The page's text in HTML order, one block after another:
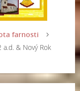
farnosti
a.d. & Nový Rok